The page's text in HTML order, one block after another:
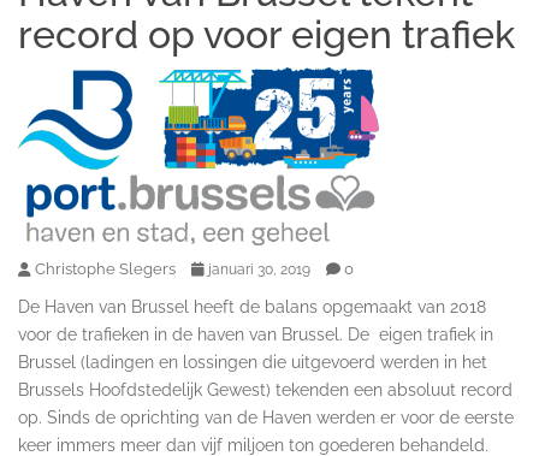
record op voor eigen trafiek
Christophe Slegers januari 30, 2019 0
De Haven van Brussel heeft de balans opgemaakt van 2018
voor de trafieken in de haven van Brussel. De eigen trafiek in
Brussel (ladingen en lossingen die uitgevoerd werden in het
Brussels Hoofdstedelijk Gewest) tekenden een absoluut record
op. Sinds de oprichting van de Haven werden er voor de eerste
keer immers meer dan vijf miljoen ton goederen behandeld.